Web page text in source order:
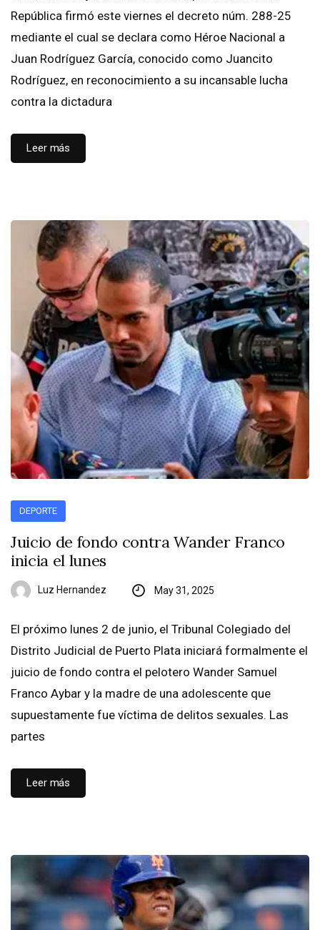
República firmó este viernes el decreto núm. 288-25
mediante el cual se declara como Héroe Nacional a
Juan Rodríguez García, conocido como Juancito
Rodríguez, en reconocimiento a su incansable lucha
contra la dictadura
Leer más
DEPORTE
Juicio de fondo contra Wander Franco
inicia el lunes
Luz Hernandez May 31, 2025
El próximo lunes 2 de junio, el Tribunal Colegiado del
Distrito Judicial de Puerto Plata iniciará formalmente el
juicio de fondo contra el pelotero Wander Samuel
Franco Aybar y la madre de una adolescente que
supuestamente fue víctima de delitos sexuales. Las
partes
Leer más